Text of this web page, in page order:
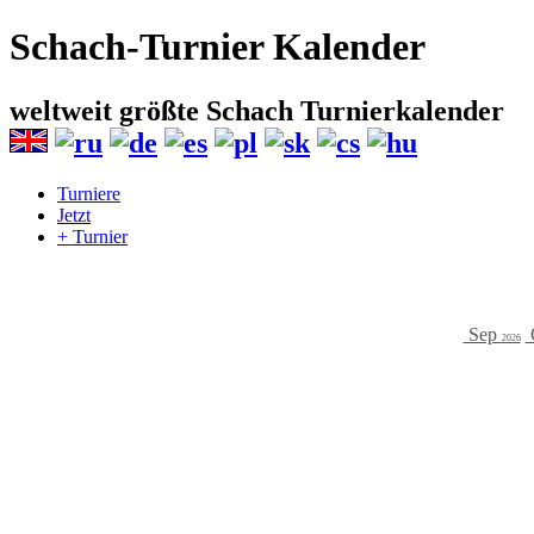
Schach-Turnier Kalender
weltweit größte Schach Turnierkalender
Turniere
Jetzt
+ Turnier
Sep 2026